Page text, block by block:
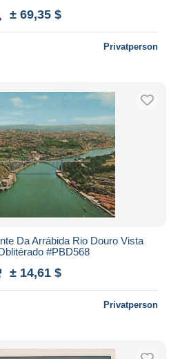
± 69,35 $
Privatperson
Da Arrábida Rio Douro Vista
#PBD568
± 14,61 $
Privatperson